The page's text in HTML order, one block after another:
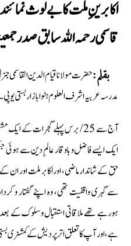
اکابرینِ ملت کا بے لوث
قاسمی رحمہ الله سابق صدر
بقلم:حضرت مولانا قیام الدین القاسمی
مدرسہ عربیہ اشرف العلوم ہٹوابازار بستی
آج سے 25/ برس پہلے گجرات کے ایک
ایک ایسے فاضل و باوقار عالمِ دین سے ہوئی
حق کے شاندار ماضی، اور اکابر ملت اور ان
سے گہرى واقفيت تھى، وہ اپنے گفتار و
ہورہے تھے ملاقاتی استقبال وسلوک کے
ہے، اور آپ کا تعلق اترپردیش کے کمشنری